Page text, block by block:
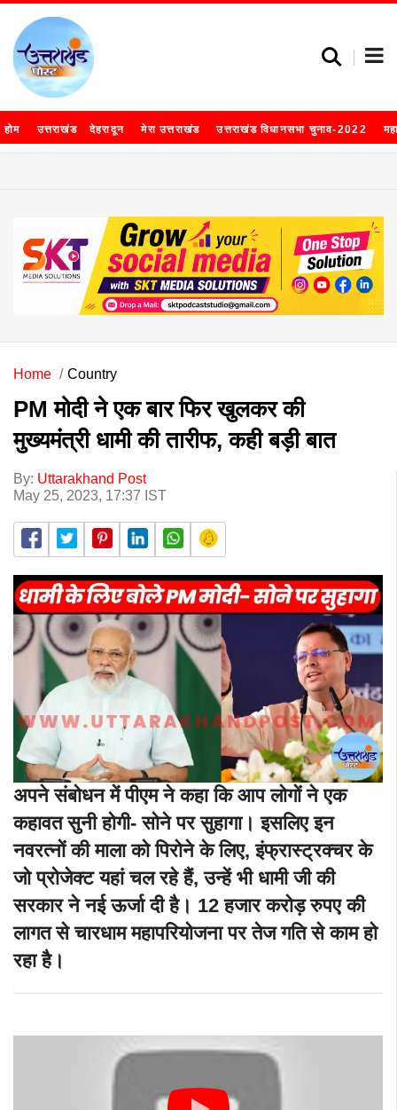
होम उत्तराखंड देहरादून मेरा उत्तराखंड उत्तराखंड विधानसभा चुनाव-2022
Home Country
PM मोदी ने एक बार फिर खुलकर की
मुख्यमंत्री धामी की तारीफ, कही बड़ी बात
By: Uttarakhand Post
May 25, 2023, 17:37 IST
अपने संबोधन में पीएम ने कहा कि आप लोगों ने एक
कहावत सुनी होगी- सोने पर सुहागा। इसलिए इन
नवरत्नों की माला को पिरोने के लिए, इंफ्रास्ट्रक्चर के
जो प्रोजेक्ट यहां चल रहे हैं, उन्हें भी धामी जी की
सरकार ने नई ऊर्जा दी है। 12 हजार करोड़ रुपए की
लागत से चारधाम महापरियोजना पर तेज गति से काम हो
रहा है।